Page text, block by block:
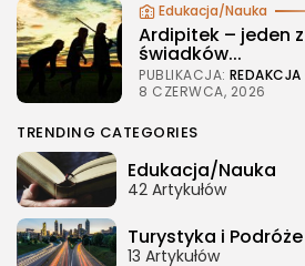
Edukacja/Nauka
Ardipitek – jeden
świadków...
PUBLIKACJA:
8 CZERWCA, 2026
TRENDING CATEGORIES
Edukacja/Nauka
42 Artykułów
Turystyka i Podróże
13 Artykułów